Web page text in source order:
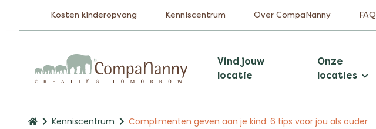
Kosten kinderopvang Kenniscentrum Over CompaNanny FAQ
Vind jouw
locatie
Onze
locaties
Kenniscentrum Complimenten geven aan je kind: 6 tips voor jou als ouder